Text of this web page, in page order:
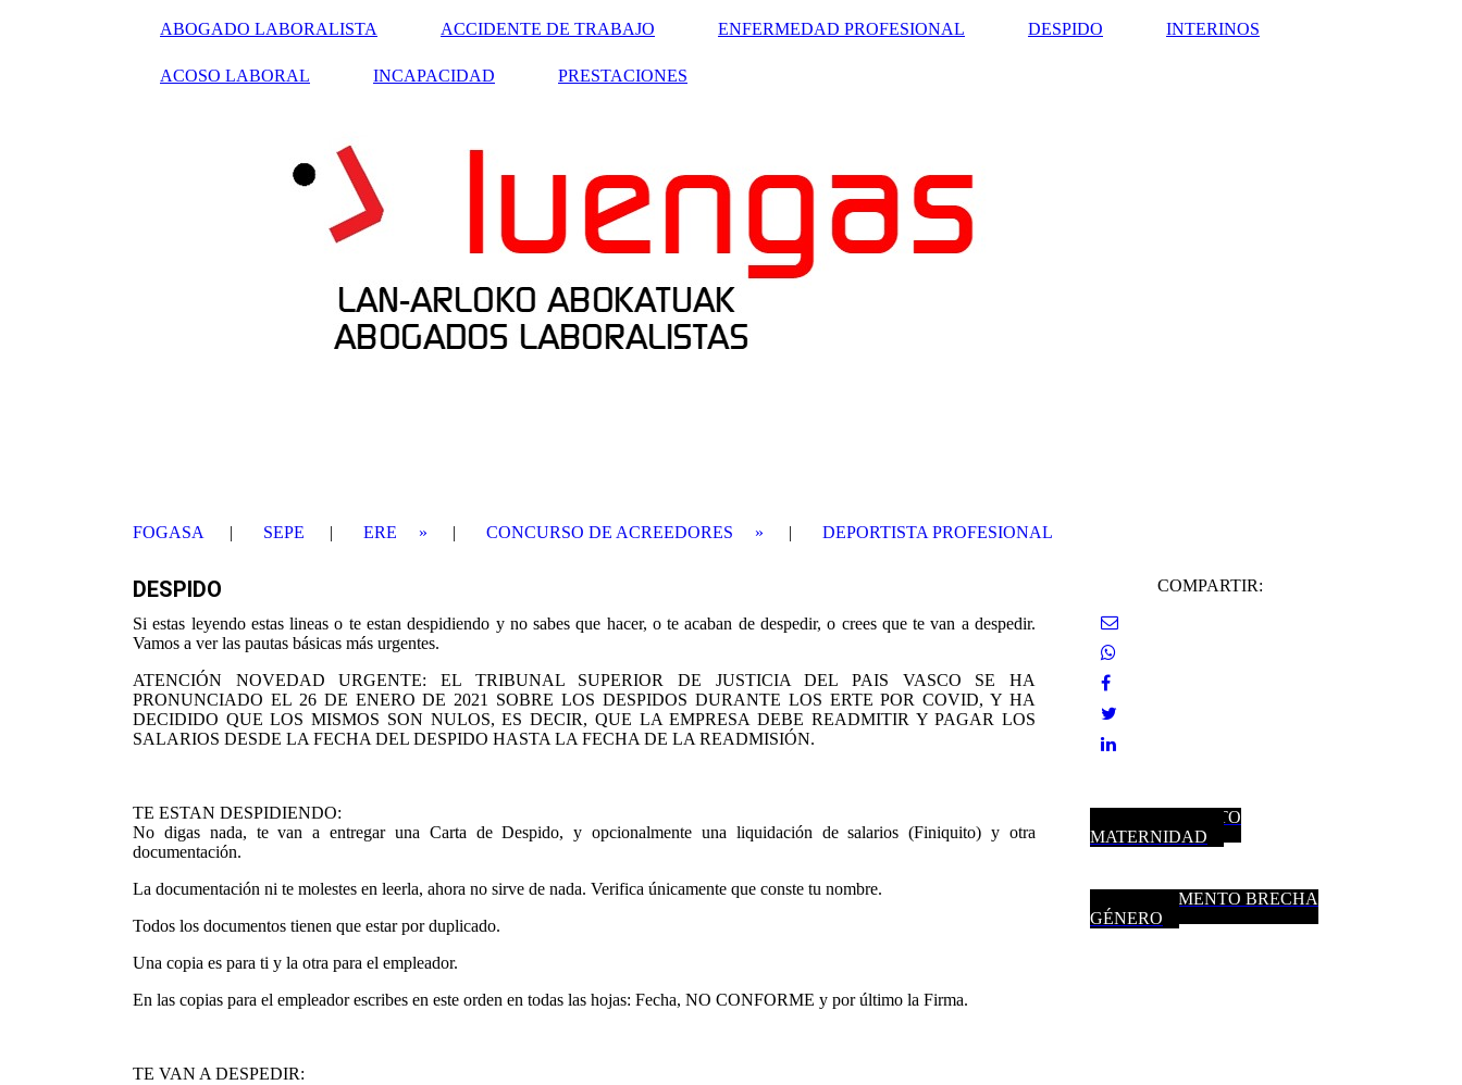
ABOGADO LABORALISTA ACCIDENTE DE TRABAJO ENFERMEDAD PROFESIONAL DESPIDO INTERINOS
ACOSO LABORAL INCAPACIDAD PRESTACIONES
FOGASA SEPE ERE CONCURSO DE ACREEDORES DEPORTISTA PROFESIONAL
DESPIDO
Si estas leyendo estas lineas o te estan despidiendo y no sabes que hacer, o te acaban de despedir, o crees que te van a despedir.
Vamos a ver las pautas básicas más urgentes.
ATENCIÓN NOVEDAD URGENTE: EL TRIBUNAL SUPERIOR DE JUSTICIA DEL PAIS VASCO SE HA
PRONUNCIADO EL 26 DE ENERO DE 2021 SOBRE LOS DESPIDOS DURANTE LOS ERTE POR COVID, Y HA
DECIDIDO QUE LOS MISMOS SON NULOS, ES DECIR, QUE LA EMPRESA DEBE READMITIR Y PAGAR LOS
SALARIOS DESDE LA FECHA DEL DESPIDO HASTA LA FECHA DE LA READMISIÓN.
TE ESTAN DESPIDIENDO:
No digas nada, te van a entregar una Carta de Despido, y opcionalmente una liquidación de salarios (Finiquito) y otra
documentación.
La documentación ni te molestes en leerla, ahora no sirve de nada. Verifica únicamente que conste tu nombre.
Todos los documentos tienen que estar por duplicado.
Una copia es para ti y la otra para el empleador.
En las copias para el empleador escribes en este orden en todas las hojas: Fecha, NO CONFORME y por último la Firma.
TE VAN A DESPEDIR:
COMPARTIR:
COMPLEMENTO
MATERNIDAD
COMPLEMENTO BRECHA
GÉNERO